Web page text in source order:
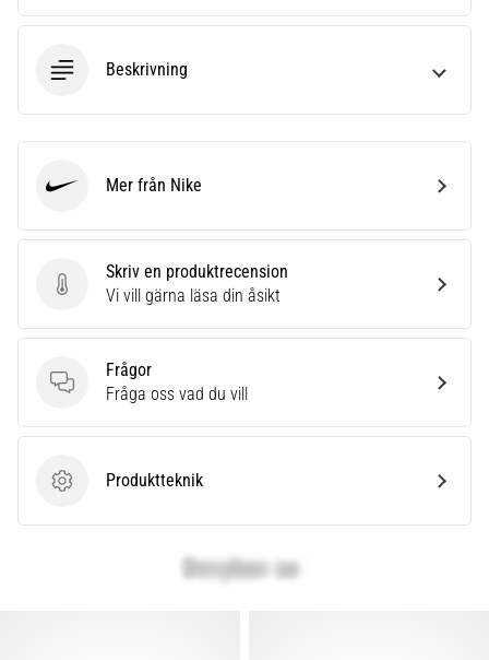
Beskrivning
Skriv en produktrecension
Skriv en produktrecension
Vi vill gärna läsa din åsikt
Frågor
Frågor
Fråga oss vad du vill
ProduktteknikProduktteknik
Mer från Nike